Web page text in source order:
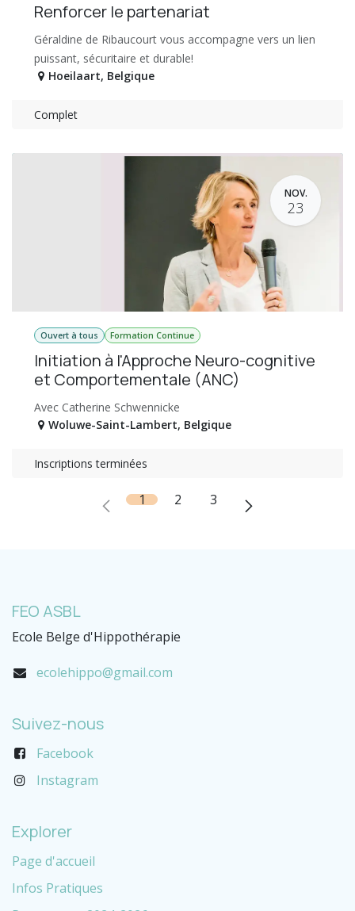
Renforcer le partenariat
Géraldine de Ribaucourt vous accompagne vers un lien
puissant, sécuritaire et durable!
Hoeilaart, Belgique
Complet
NOV.
23
Ouvert à tous Formation Continue
Initiation à l'Approche Neuro-cognitive
et Comportementale (ANC)
Avec Catherine Schwennicke
Woluwe-Saint-Lambert, Belgique
Inscriptions terminées
1 2 3
FEO ASBL
Ecole Belge d'Hippothérapie
ecolehippo@gmail.com
Suivez-nous
Facebook
Instagram
Explorer
Page d'accueil
Infos Pratiques